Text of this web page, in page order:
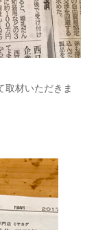
材いただきま